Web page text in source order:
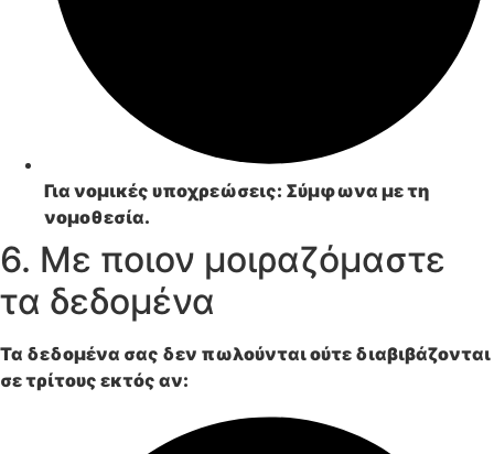
Για νομικές υποχρεώσεις: Σύμφωνα με τη
νομοθεσία.
6. Με ποιον μοιραζόμαστε
τα δεδομένα
Τα δεδομένα σας δεν πωλούνται ούτε διαβιβάζονται
σε τρίτους εκτός αν: